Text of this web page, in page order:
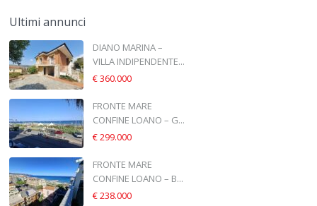
Ultimi annunci
DIANO MARINA –
VILLA INDIPENDENTE...
€ 360.000
FRONTE MARE
CONFINE LOANO – G...
€ 299.000
FRONTE MARE
CONFINE LOANO – B...
€ 238.000